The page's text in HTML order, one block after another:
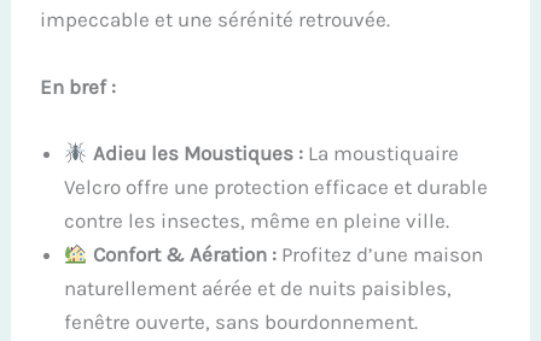
impeccable et une sérénité retrouvée.
En bref :
Adieu les Moustiques :La moustiquaire
Velcro offre une protection efficace et durable
contre les insectes, même en pleine ville.
Confort & Aération :Profitez d’une maison
naturellement aérée et de nuits paisibles,
fenêtre ouverte, sans bourdonnement.